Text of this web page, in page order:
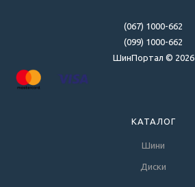
(067) 1000-662
(099) 1000-662
ШинПортал © 2026
КАТАЛОГ
Шини
Диски